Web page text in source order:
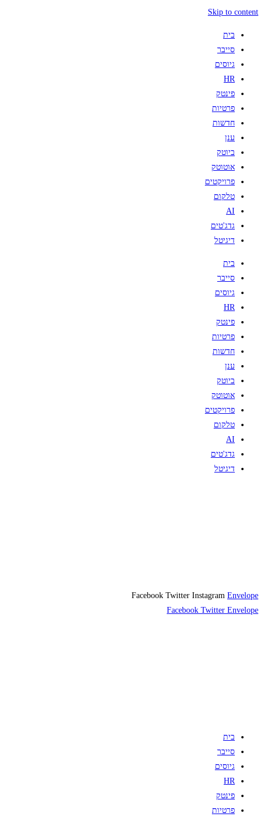
Skip to content
בית
סייבר
גיוסים
HR
פינטק
פרטיות
חדשות
ענן
ביוטק
אוטוטק
פרויקטים
טלקום
AI
גדג'טים
דיגיטל
בית
סייבר
גיוסים
HR
פינטק
פרטיות
חדשות
ענן
ביוטק
אוטוטק
פרויקטים
טלקום
AI
גדג'טים
דיגיטל
Facebook Twitter Instagram Envelope
Facebook Twitter Envelope
בית
סייבר
גיוסים
HR
פינטק
פרטיות